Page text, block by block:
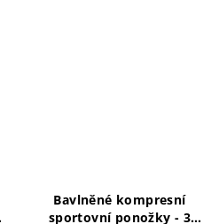
Bavlněné kompresní
sportovní ponožky - 3